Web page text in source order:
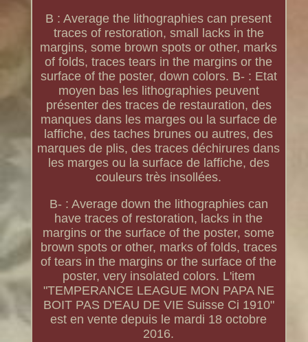
B : Average the lithographies can present
traces of restoration, small lacks in the
margins, some brown spots or other, marks
of folds, traces tears in the margins or the
surface of the poster, down colors. B- : Etat
moyen bas les lithographies peuvent
présenter des traces de restauration, des
manques dans les marges ou la surface de
laffiche, des taches brunes ou autres, des
marques de plis, des traces déchirures dans
les marges ou la surface de laffiche, des
couleurs très insollées.
B- : Average down the lithographies can
have traces of restoration, lacks in the
margins or the surface of the poster, some
brown spots or other, marks of folds, traces
of tears in the margins or the surface of the
poster, very insolated colors. L'item
"TEMPERANCE LEAGUE MON PAPA NE
BOIT PAS D'EAU DE VIE Suisse Ci 1910"
est en vente depuis le mardi 18 octobre
2016.